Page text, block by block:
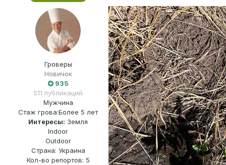
Гроверы
Новичок
935
511 публикаций
Мужчина
Стаж грова:Более 5 лет
Интересы: Земля
Indoor
Outdoor
Страна: Украина
Кол-во репортов: 5